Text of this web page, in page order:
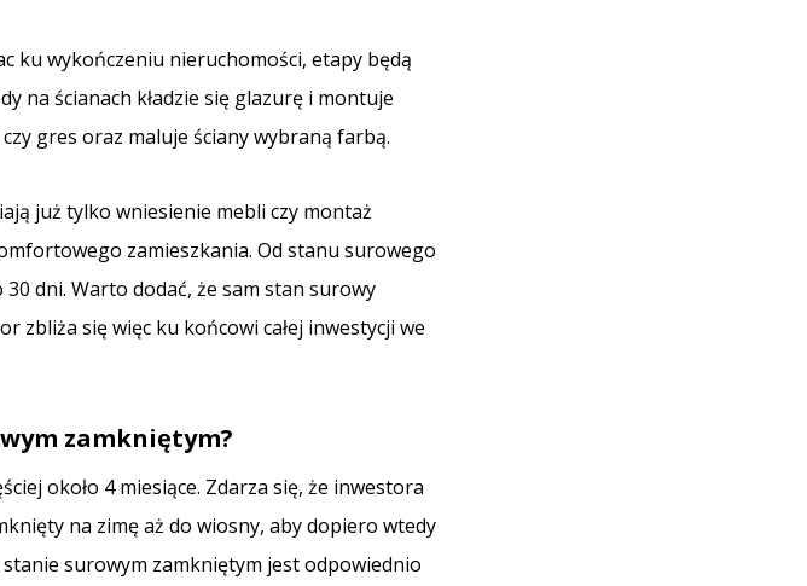
ku wykończeniu nieruchomości, etapy będą
na ścianach kładzie się glazurę i montuje
gres oraz maluje ściany wybraną farbą.
już tylko wniesienie mebli czy montaż
zamieszkania. Od stanu surowego
dni. Warto dodać, że sam stan surowy
zbliża się więc ku końcowi całej inwestycji we
zamkniętym?
około 4 miesiące. Zdarza się, że inwestora
na zimę aż do wiosny, aby dopiero wtedy
surowym zamkniętym jest odpowiednio